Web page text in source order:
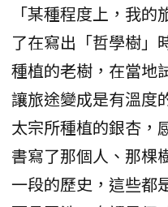
「某種程度上，我
了在寫出「哲學樹」
種植的老樹，在當地
讓旅途變成是有溫度
太宗所種植的銀杏，
書寫了那個人、那棵
一段的歷史，這些都